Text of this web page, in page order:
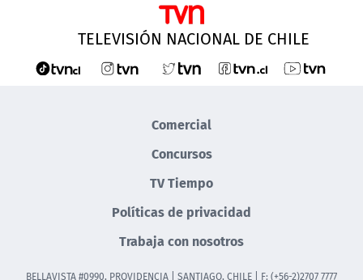
TELEVISIÓN NACIONAL DE CHILE
Comercial
Concursos
TV Tiempo
Políticas de privacidad
Trabaja con nosotros
BELLAVISTA #0990, PROVIDENCIA | SANTIAGO, CHILE | F: (+56-2)2707 7777